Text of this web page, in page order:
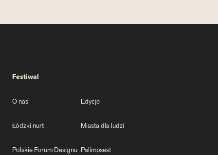
Festiwal
O nas Edycje
Łódzki nurt Miasta dla ludzi
Polskie Forum Designu Palimpsest